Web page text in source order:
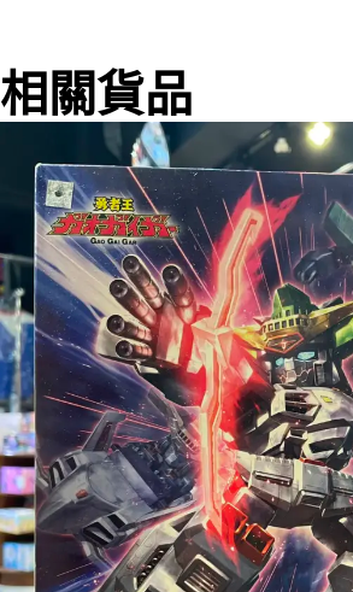
相關貨品